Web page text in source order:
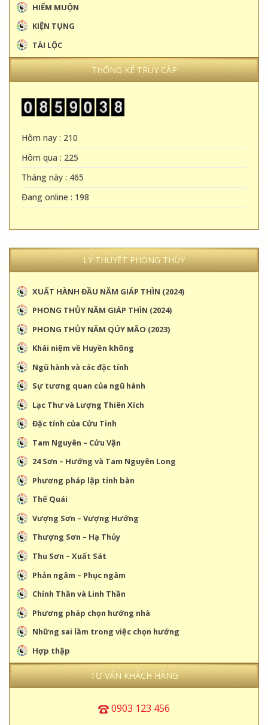
HIẾM MUỘN
KIỆN TỤNG
TÀI LỘC
THỐNG KÊ TRUY CẬP
Hôm nay : 210
Hôm qua : 225
Tháng này : 465
Đang online : 198
LÝ THUYẾT PHONG THỦY
XUẤT HÀNH ĐẦU NĂM GIÁP THÌN (2024)
PHONG THỦY NĂM GIÁP THÌN (2024)
PHONG THỦY NĂM QÚY MÃO (2023)
Khái niệm về Huyền không
Ngũ hành và các đặc tính
Sự tương quan của ngũ hành
Lạc Thư và Lượng Thiên Xích
Đặc tính của Cửu Tinh
Tam Nguyên – Cửu Vận
24 Sơn – Hướng và Tam Nguyên Long
Phương pháp lập tinh bàn
Thế Quái
Vượng Sơn – Vượng Hướng
Thượng Sơn – Hạ Thủy
Thu Sơn – Xuất Sát
Phản ngâm – Phục ngâm
Chính Thần và Linh Thần
Phương pháp chọn hướng nhà
Những sai lầm trong việc chọn hướng
Hợp thập
TƯ VẤN KHÁCH HÀNG
0903 123 456